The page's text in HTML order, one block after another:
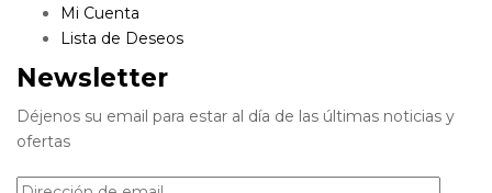
Mi Cuenta
Lista de Deseos
Newsletter
Déjenos su email para estar al día de las últimas noticias y
ofertas